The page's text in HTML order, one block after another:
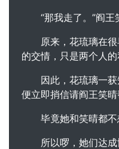
“那我走了。”阎王
原来，花琉璃在很
的交情，只是两个人的
因此，花琉璃一获
便立即捎信请阎王笑晴
毕竟她和笑晴都不
所以啰，她们达成